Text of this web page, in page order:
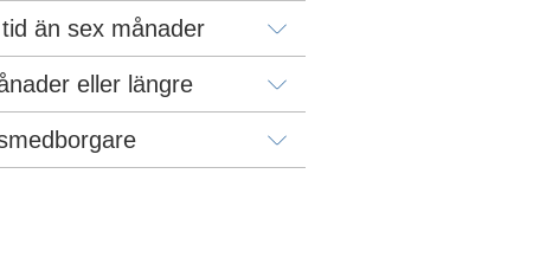
än sex månader
eller längre